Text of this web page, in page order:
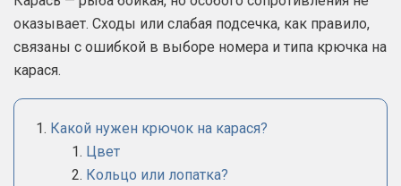
оказывает. Сходы или слабая подсечка, как правило,
связаны с ошибкой в выборе номера и типа крючка на
карася.
Какой нужен крючок на карася?
Цвет
Кольцо или лопатка?